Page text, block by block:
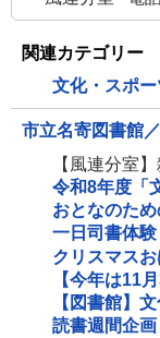
関連カテゴリー
文化・スポ
市立名寄図書館
【風連分室
令和8年度「
おとなのた
一日司書体験
クリスマス
【今年は11
【図書館】
読書週間企